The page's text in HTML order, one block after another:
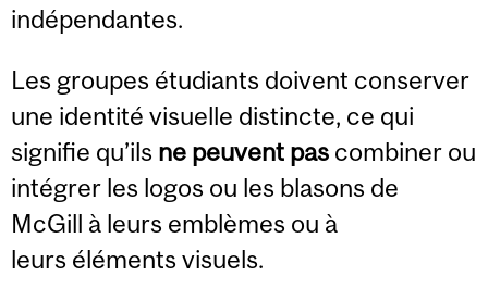
indépendantes.
Les groupes étudiants doivent conserver
une identité visuelle distincte, ce qui
signifie qu’ils ne peuvent pas combiner ou
intégrer les logos ou les blasons de
McGill à leurs emblèmes ou à
leurs éléments visuels.